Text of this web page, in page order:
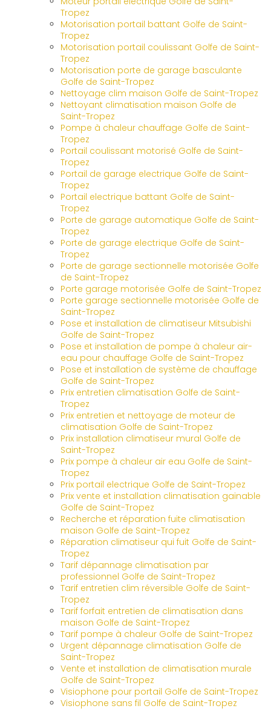
Tropez
Motorisation portail battant Golfe de Saint-
Tropez
Motorisation portail coulissant Golfe de Saint-
Tropez
Motorisation porte de garage basculante
Golfe de Saint-Tropez
Nettoyage clim maison Golfe de Saint-Tropez
Nettoyant climatisation maison Golfe de
Saint-Tropez
Pompe à chaleur chauffage Golfe de Saint-
Tropez
Portail coulissant motorisé Golfe de Saint-
Tropez
Portail de garage electrique Golfe de Saint-
Tropez
Portail electrique battant Golfe de Saint-
Tropez
Porte de garage automatique Golfe de Saint-
Tropez
Porte de garage electrique Golfe de Saint-
Tropez
Porte de garage sectionnelle motorisée Golfe
de Saint-Tropez
Porte garage motorisée Golfe de Saint-Tropez
Porte garage sectionnelle motorisée Golfe de
Saint-Tropez
Pose et installation de climatiseur Mitsubishi
Golfe de Saint-Tropez
Pose et installation de pompe à chaleur air-
eau pour chauffage Golfe de Saint-Tropez
Pose et installation de système de chauffage
Golfe de Saint-Tropez
Prix entretien climatisation Golfe de Saint-
Tropez
Prix entretien et nettoyage de moteur de
climatisation Golfe de Saint-Tropez
Prix installation climatiseur mural Golfe de
Saint-Tropez
Prix pompe à chaleur air eau Golfe de Saint-
Tropez
Prix portail electrique Golfe de Saint-Tropez
Prix vente et installation climatisation gainable
Golfe de Saint-Tropez
Recherche et réparation fuite climatisation
maison Golfe de Saint-Tropez
Réparation climatiseur qui fuit Golfe de Saint-
Tropez
Tarif dépannage climatisation par
professionnel Golfe de Saint-Tropez
Tarif entretien clim réversible Golfe de Saint-
Tropez
Tarif forfait entretien de climatisation dans
maison Golfe de Saint-Tropez
Tarif pompe à chaleur Golfe de Saint-Tropez
Urgent dépannage climatisation Golfe de
Saint-Tropez
Vente et installation de climatisation murale
Golfe de Saint-Tropez
Visiophone pour portail Golfe de Saint-Tropez
Visiophone sans fil Golfe de Saint-Tropez